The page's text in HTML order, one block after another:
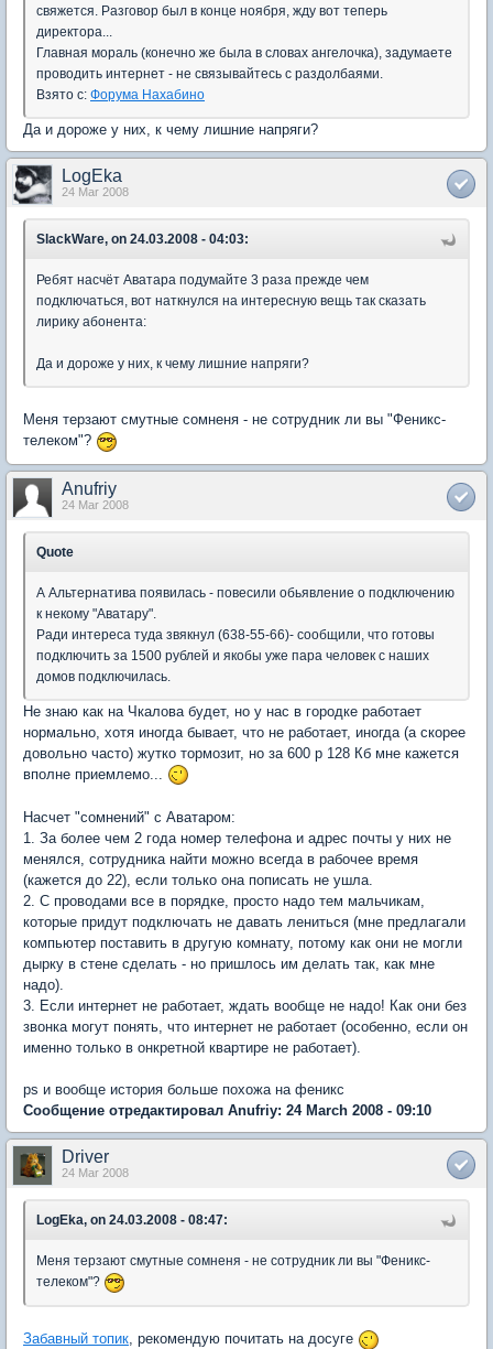
свяжется. Разговор был в конце ноября, жду вот теперь
директора...
Главная мораль (конечно же была в словах ангелочка), задумаете
проводить интернет - не связывайтесь с раздолбаями.
Взято с: Форума Нахабино
Да и дороже у них, к чему лишние напряги?
LogEka
24 Mar 2008
SlackWare, on 24.03.2008 - 04:03:
Ребят насчёт Аватара подумайте 3 раза прежде чем
подключаться, вот наткнулся на интересную вещь так сказать
лирику абонента:
Да и дороже у них, к чему лишние напряги?
Меня терзают смутные сомненя - не сотрудник ли вы "Феникс-
телеком"?
Anufriy
24 Mar 2008
Quote
А Альтернатива появилась - повесили обьявление о подключению
к некому "Аватару".
Ради интереса туда звякнул (638-55-66)- сообщили, что готовы
подключить за 1500 рублей и якобы уже пара человек с наших
домов подключилась.
Не знаю как на Чкалова будет, но у нас в городке работает
нормально, хотя иногда бывает, что не работает, иногда (а скорее
довольно часто) жутко тормозит, но за 600 р 128 Кб мне кажется
вполне приемлемо...
Насчет "сомнений" с Аватаром:
1. За более чем 2 года номер телефона и адрес почты у них не
менялся, сотрудника найти можно всегда в рабочее время
(кажется до 22), если только она пописать не ушла.
2. С проводами все в порядке, просто надо тем мальчикам,
которые придут подключать не давать лениться (мне предлагали
компьютер поставить в другую комнату, потому как они не могли
дырку в стене сделать - но пришлось им делать так, как мне
надо).
3. Если интернет не работает, ждать вообще не надо! Как они без
звонка могут понять, что интернет не работает (особенно, если он
именно только в онкретной квартире не работает).
ps и вообще история больше похожа на феникс
Сообщение отредактировал Anufriy: 24 March 2008 - 09:10
Driver
24 Mar 2008
LogEka, on 24.03.2008 - 08:47:
Меня терзают смутные сомненя - не сотрудник ли вы "Феникс-
телеком"?
Забавный топик, рекомендую почитать на досуге